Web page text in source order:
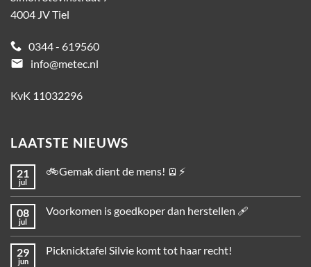
4004 JV Tiel
0344 - 619560
email
info@metec.nl
KvK 11032296
LAATSTE NIEUWS
21
jul
🚲Gemak dient de mens! 🪫⚡
08
jul
Voorkomen is goedkoper dan herstellen 🩹
29
jun
Picknicktafel Silvie komt tot haar recht!